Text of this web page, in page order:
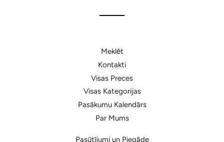
Meklēt
Kontakti
Visas Preces
Visas Kategorijas
Pasākumu Kalendārs
Par Mums
Pasūtījumi un Piegāde